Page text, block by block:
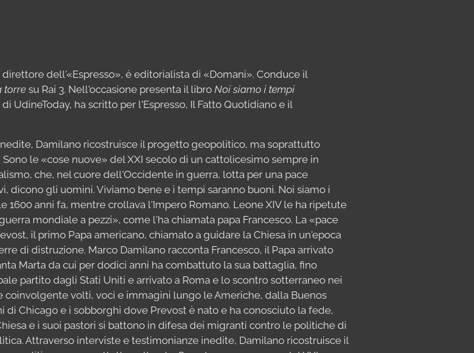
dell'«Espresso», è editorialista di «Domani». Conduce il
torresu Rai 3. Nell'occasione presenta il libro Noi siamo i tempi
UdineToday, ha scritto per l'Espresso, Il Fatto Quotidiano e il
Damilano ricostruisce il progetto geopolitico, ma soprattutto
le «cose nuove» del XXI secolo di un cattolicesimo sempre in
che, nel cuore dell'Occidente in guerra, lotta per una pace
dicono gli uomini. Viviamo bene e i tempi saranno buoni. Noi siamo i
1600 anni fa, mentre crollava l'Impero Romano. Leone XIV le ha ripetute
mondiale a pezzi», come l'ha chiamata papa Francesco. La «pace
il primo Papa americano, chiamato a guidare la Chiesa in un'epoca
di distruzione. Marco Damilano racconta Francesco, il Papa arrivato
Marta da cui per dodici anni ha combattuto la sua battaglia, fino
partito dagli Stati Uniti e arrivato a Roma e lo scontro sotterraneo nei
volti, voci e immagini lungo le Americhe, dalla Buenos
di Chicago e i sobborghi dove Prevost è nato e ha conosciuto la fede,
e i suoi pastori si battono in difesa dei migranti contro le politiche di
Attraverso interviste e testimonianze inedite, Damilano ricostruisce il